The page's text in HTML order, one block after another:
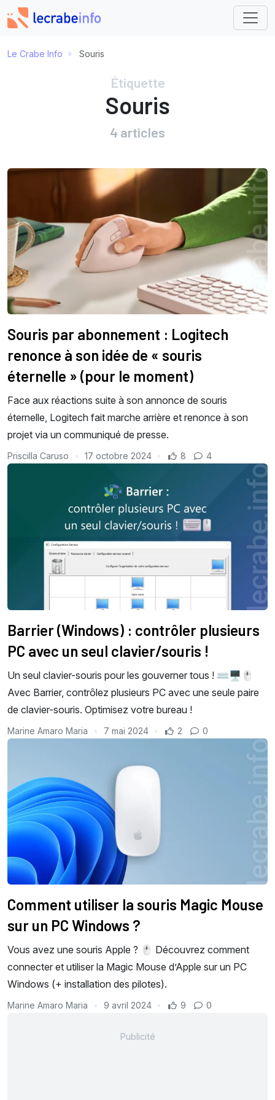
Le Crabe Info Souris
Étiquette
Souris
4 articles
Souris par abonnement : Logitech
renonce à son idée de « souris
éternelle » (pour le moment)
Face aux réactions suite à son annonce de souris
éternelle, Logitech fait marche arrière et renonce à son
projet via un communiqué de presse.
Priscilla Caruso 17 octobre 2024 8 4
Barrier (Windows) : contrôler plusieurs
PC avec un seul clavier/souris !
Un seul clavier-souris pour les gouverner tous ! ⌨️🖥️🖱️
Avec Barrier, contrôlez plusieurs PC avec une seule paire
de clavier-souris. Optimisez votre bureau !
Marine Amaro Maria 7 mai 2024 2 0
Comment utiliser la souris Magic Mouse
sur un PC Windows ?
Vous avez une souris Apple ? 🖱️ Découvrez comment
connecter et utiliser la Magic Mouse d’Apple sur un PC
Windows (+ installation des pilotes).
Marine Amaro Maria 9 avril 2024 9 0